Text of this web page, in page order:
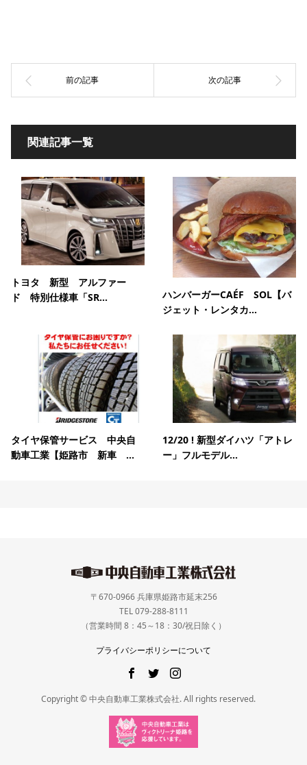
関連記事一覧
トヨタ 新型 アルファー
ド 特別仕様車「SR...
ハンバーガーCAÉF SOL【バ
ジェット・レンタカ...
タイヤ保管サービス 中央自
動車工業【姫路市 新車 ...
12/20 ! 新型ダイハツ「アトレ
ー」フルモデル...
〒670-0966 兵庫県姫路市延末256
TEL 079-288-8111
（営業時間 8：45～18：30/祝日除く）
プライバシーポリシーについて
Copyright © 中央自動車工業株式会社. All rights reserved.